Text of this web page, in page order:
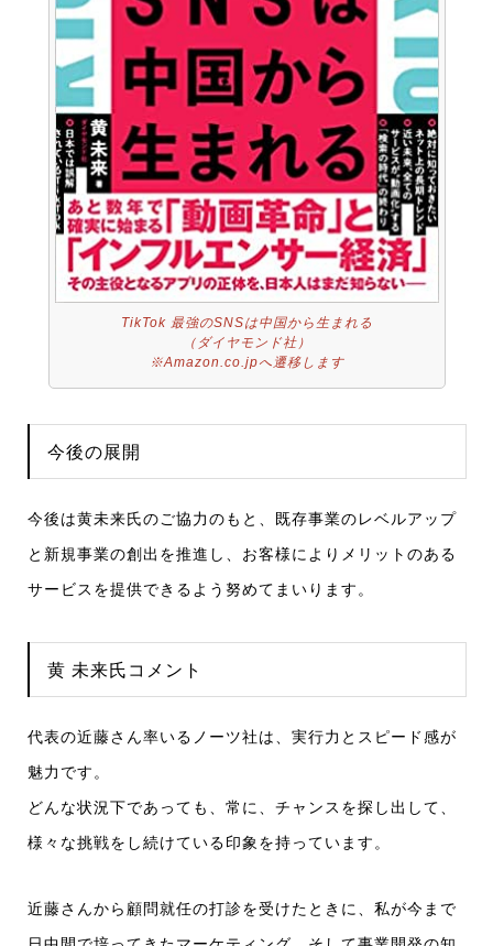
TikTok 最強のSNSは中国から生まれる
（ダイヤモンド社）
※Amazon.co.jpへ遷移します
今後の展開
今後は黄未来氏のご協力のもと、既存事業のレベルアップ
と新規事業の創出を推進し、お客様によりメリットのある
サービスを提供できるよう努めてまいります。
黄 未来氏コメント
代表の近藤さん率いるノーツ社は、実行力とスピード感が
魅力です。
どんな状況下であっても、常に、チャンスを探し出して、
様々な挑戦をし続けている印象を持っています。
近藤さんから顧問就任の打診を受けたときに、私が今まで